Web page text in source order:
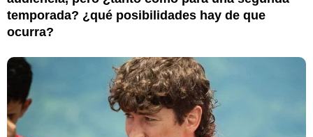
temporada? ¿qué posibilidades hay de que
ocurra?